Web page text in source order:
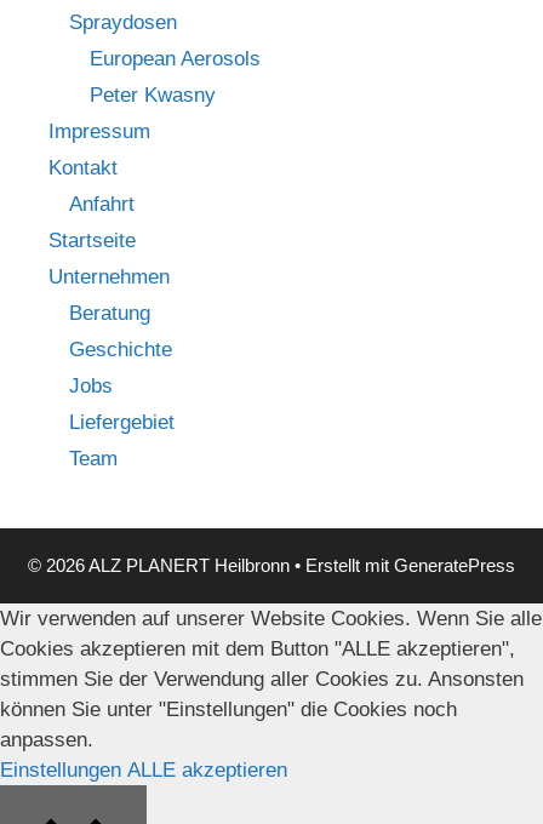
Spraydosen
European Aerosols
Peter Kwasny
Impressum
Kontakt
Anfahrt
Startseite
Unternehmen
Beratung
Geschichte
Jobs
Liefergebiet
Team
© 2026 ALZ PLANERT Heilbronn • Erstellt mit GeneratePress
Wir verwenden auf unserer Website Cookies. Wenn Sie alle
Cookies akzeptieren mit dem Button "ALLE akzeptieren",
stimmen Sie der Verwendung aller Cookies zu. Ansonsten
können Sie unter "Einstellungen" die Cookies noch
anpassen.
Einstellungen ALLE akzeptieren